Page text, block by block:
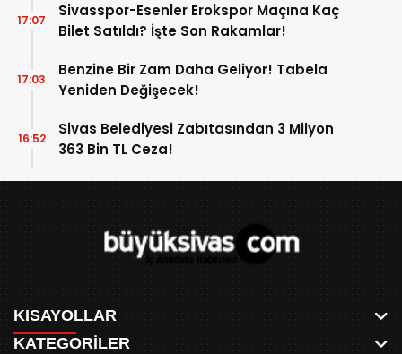
Sivasspor-Esenler Erokspor Maçına Kaç
Bilet Satıldı? İşte Son Rakamlar!
17:07
Benzine Bir Zam Daha Geliyor! Tabela
Yeniden Değişecek!
17:03
Sivas Belediyesi Zabıtasından 3 Milyon
363 Bin TL Ceza!
16:52
KISAYOLLAR
KATEGORİLER